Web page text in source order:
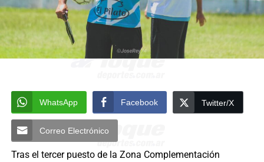
WhatsApp Facebook Twitter/X
Correo Electrónico
Tras el tercer puesto de la Zona Complementación